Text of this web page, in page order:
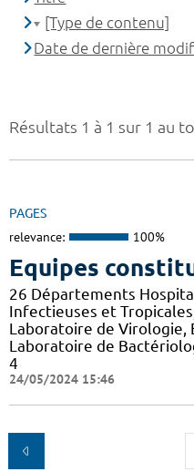
Résultats 1 à 1 sur 1 au
PAGES
relevance: 100%
Equipes
26 Départements
Infectieuses et
Laboratoire de Virologie,
Laboratoire de
4
24/05/2024 15:46
[Type de contenu]
Date de dernière